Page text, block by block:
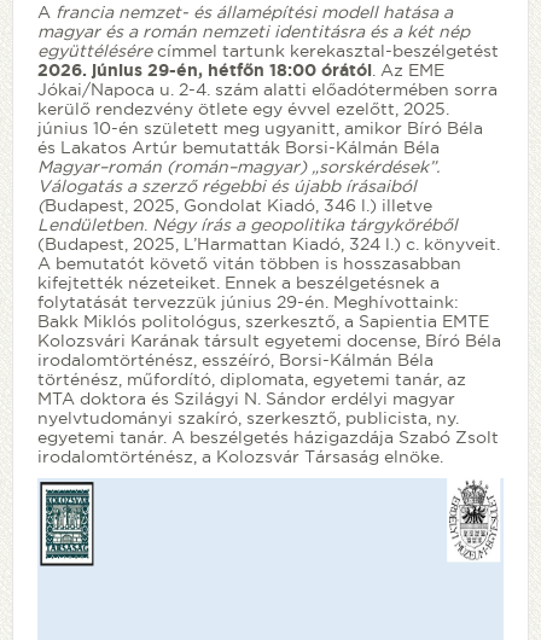
A francia nemzet- és államépítési modell hatása a
magyar és a román nemzeti identitásra és a két nép
együttélésérecímmel tartunk kerekasztal-beszélgetést
2026. június 29-én, hétfőn 18:00 órától . Az EME
Jókai/Napoca u. 2-4. szám alatti előadótermében sorra
kerülő rendezvény ötlete egy évvel ezelőtt, 2025.
június 10-én született meg ugyanitt, amikor Bíró Béla
és Lakatos Artúr bemutatták Borsi-Kálmán Béla
Magyar–román (román–magyar) „sorskérdések”.
Válogatás a szerző régebbi és újabb írásaiból
(Budapest, 2025, Gondolat Kiadó, 346 l.) illetve
Lendületben Négy írás a geopolitika tárgyköréből
(Budapest, 2025, L’Harmattan Kiadó, 324 l.) c. könyveit.
A bemutatót követő vitán többen is hosszasabban
kifejtették nézeteiket. Ennek a beszélgetésnek a
folytatását tervezzük június 29-én. Meghívottaink:
Bakk Miklós politológus, szerkesztő, a Sapientia EMTE
Kolozsvári Karának társult egyetemi docense, Bíró Béla
irodalomtörténész, esszéíró, Borsi-Kálmán Béla
történész, műfordító, diplomata, egyetemi tanár, az
MTA doktora és Szilágyi N. Sándor erdélyi magyar
nyelvtudományi szakíró, szerkesztő, publicista, ny.
egyetemi tanár. A beszélgetés házigazdája Szabó Zsolt
irodalomtörténész, a Kolozsvár Társaság elnöke.